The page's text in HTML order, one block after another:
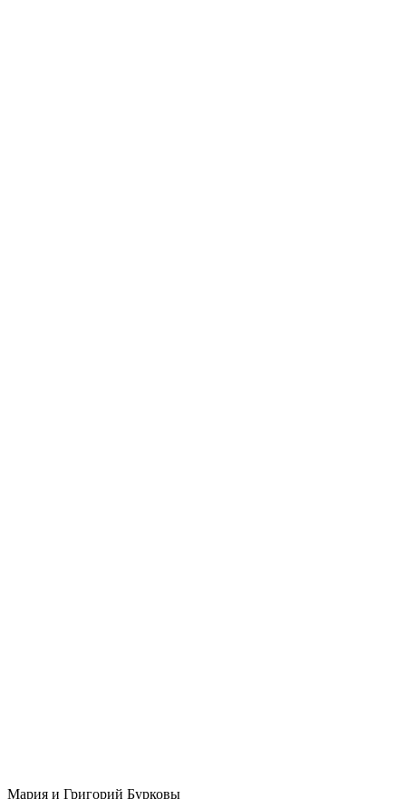
Мария и Григорий Бурковы